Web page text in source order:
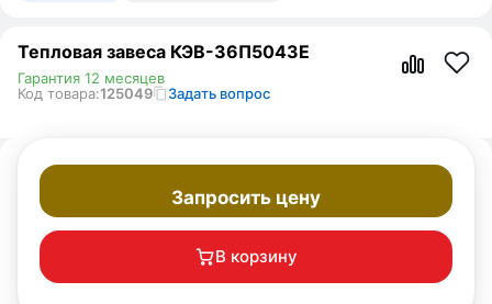
Тепловая завеса КЭВ-36П5043Е
Код товара:125049 Задать вопрос
Гарантия 12 месяцев
Запросить цену
В корзину